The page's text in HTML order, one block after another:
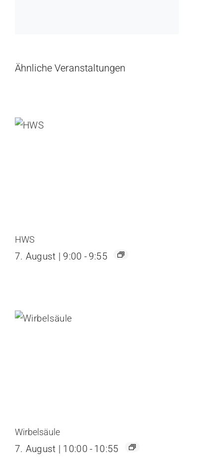
Ähnliche Veranstaltungen
HWS
7. August | 9:00 - 9:55
Wirbelsäule
7. August | 10:00 - 10:55